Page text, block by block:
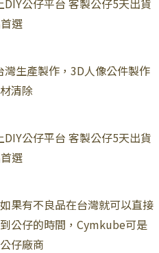
生產製作，3D人像公件製作
清除
果有不良品在台灣就可以直接
公仔的時間，Cymkube可是
仔廠商